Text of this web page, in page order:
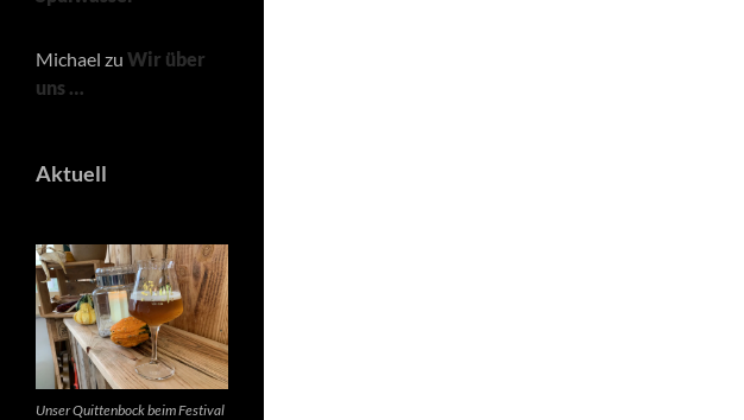
Michael zu Wir über
uns …
Aktuell
Unser Quittenbock beim Festival